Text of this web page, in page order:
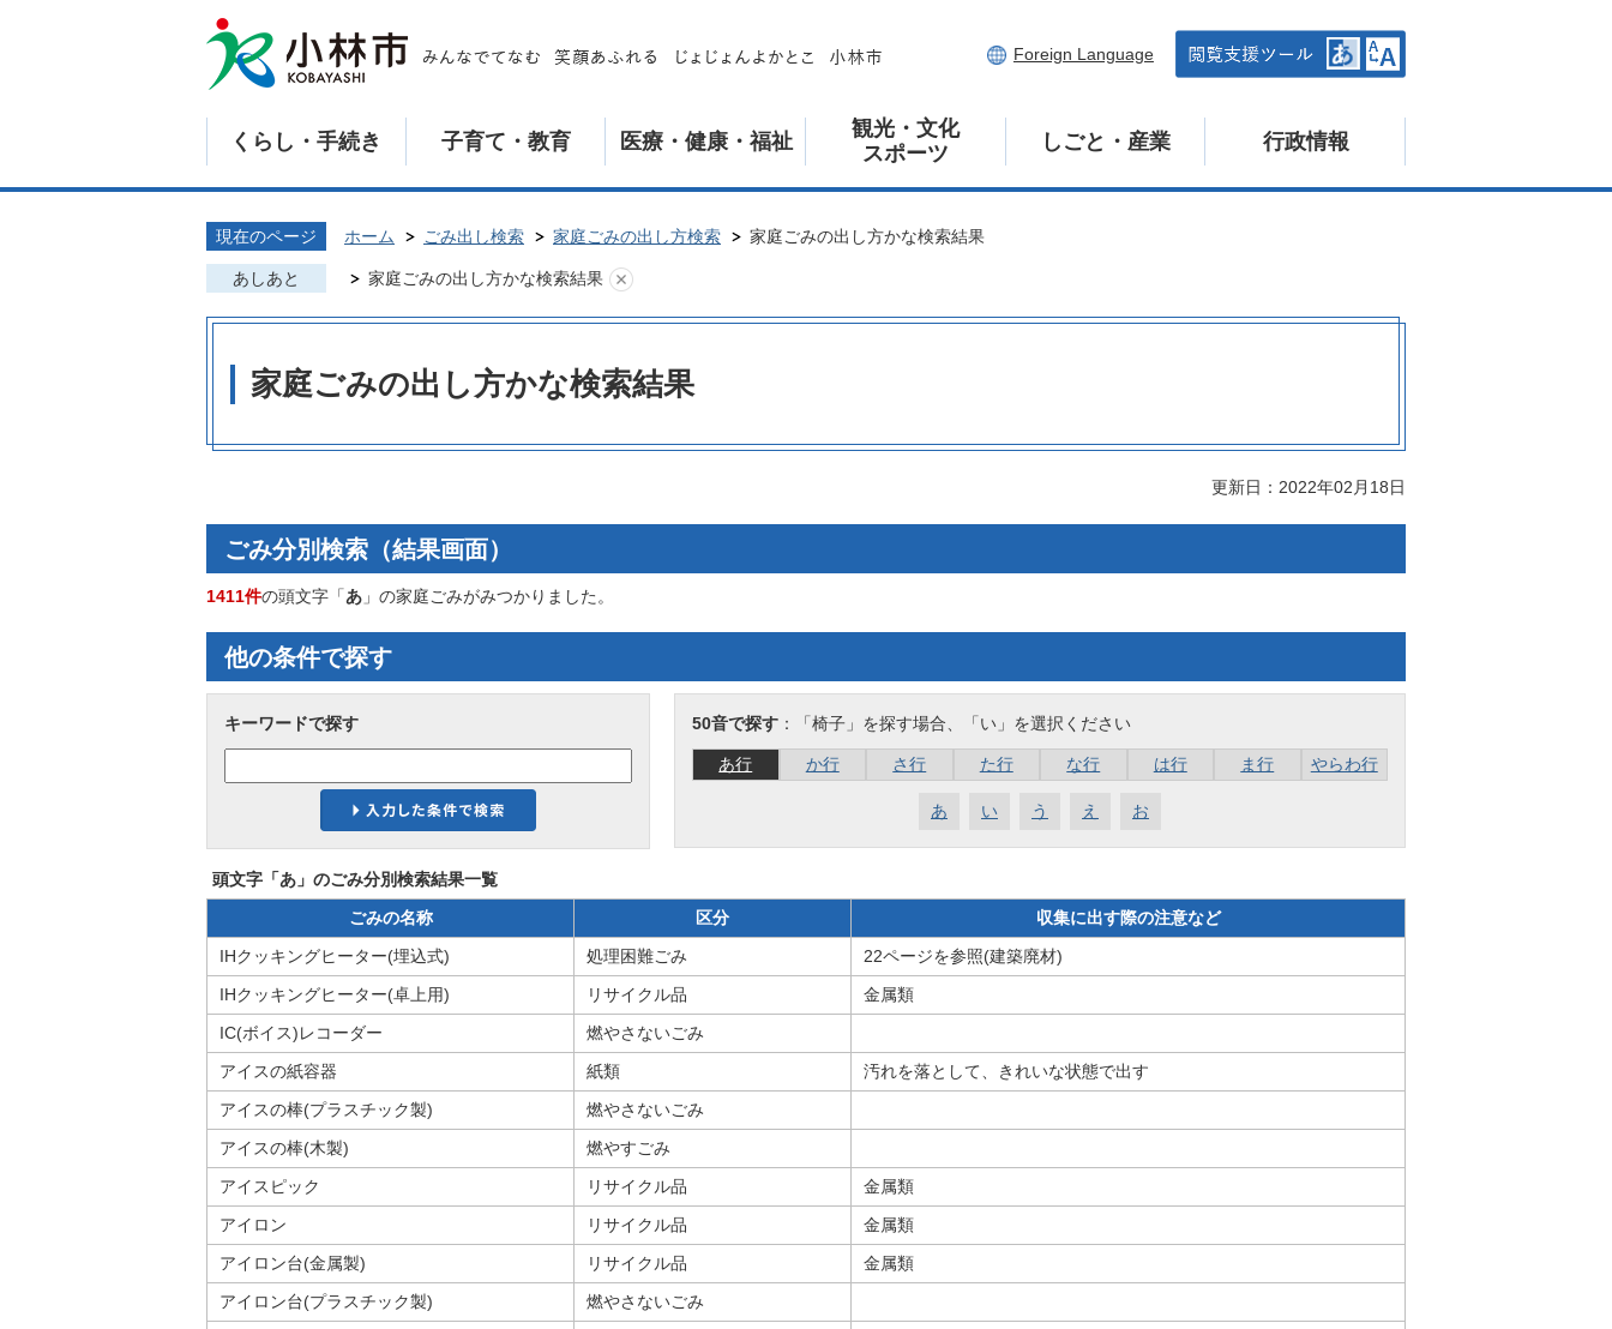
Foreign Language
くらし・手続き 子育て・教育 医療・健康・福祉
観光・文化
スポーツ
しごと・産業 行政情報
現在のページ ホーム ごみ出し検索 家庭ごみの出し方検索 家庭ごみの出し方かな検索結果
あしあと 家庭ごみの出し方かな検索結果
家庭ごみの出し方かな検索結果
更新日：2022年02月18日
ごみ分別検索 （結果画面）
1411件の頭文字「あ 」の家庭ごみがみつかりました。
他の条件で探す
キーワードで探す 50音で探す ：「椅子」を探す場合、「い」を選択ください
あ行 か行 さ行 た行 な行 は行 ま行 やらわ行
あ い う え お
頭文字「あ 」のごみ分別検索結果一覧
ごみの名称
区分
収集に出す際の注意など
IHクッキングヒーター(埋込式)
処理困難ごみ
22ページを参照(建築廃材)
IHクッキングヒーター(卓上用)
リサイクル品
金属類
IC(ボイス)レコーダー
燃やさないごみ
アイスの紙容器
紙類
汚れを落として、きれいな状態で出す
アイスの棒(プラスチック製)
燃やさないごみ
アイスの棒(木製)
燃やすごみ
アイスピック
リサイクル品
金属類
アイロン
リサイクル品
金属類
アイロン台(金属製)
リサイクル品
金属類
アイロン台(プラスチック製)
燃やさないごみ